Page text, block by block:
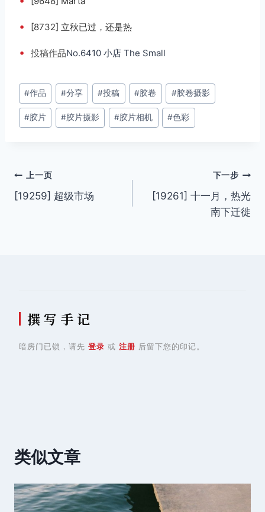
• [8732] 立秋已过，还是热
• 投稿作品No.6410 小店 The Small
文
章
标
#作品 #分享 #投稿 #胶卷 #胶卷摄影
#胶片 #胶片摄影 #胶片相机 #色彩
文
章
上一页
[19259] 超级市场
下一步
[19261] 十一月，热光
南下迁徙
撰 写 手 记
暗房门已锁，请先 登录 或 注册 后留下您的印记。
类似文章